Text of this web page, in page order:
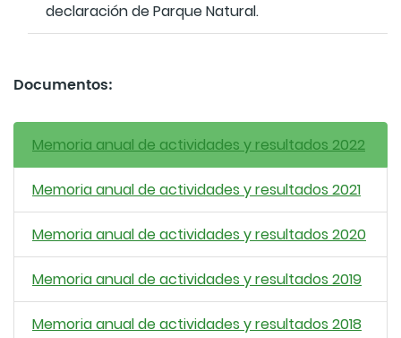
declaración de Parque Natural.
Documentos:
Memoria anual de actividades y resultados 2022
Memoria anual de actividades y resultados 2021
Memoria anual de actividades y resultados 2020
Memoria anual de actividades y resultados 2019
Memoria anual de actividades y resultados 2018